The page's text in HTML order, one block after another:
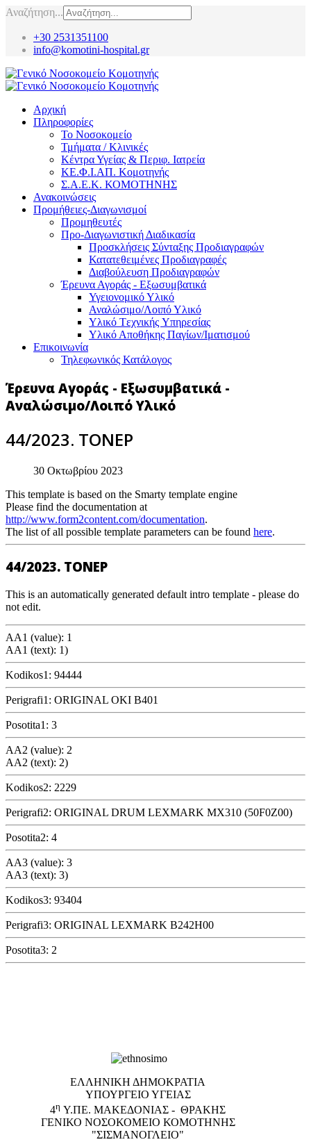
Αναζήτηση...
+30 2531351100
info@komotini-hospital.gr
Αρχική
Πληροφορίες
Το Νοσοκομείο
Τμήματα / Κλινικές
Κέντρα Υγείας & Περιφ. Ιατρεία
ΚΕ.Φ.Ι.ΑΠ. Κομοτηνής
Σ.Α.Ε.Κ. ΚΟΜΟΤΗΝΗΣ
Ανακοινώσεις
Προμήθειες-Διαγωνισμοί
Προμηθευτές
Προ-Διαγωνιστική Διαδικασία
Προσκλήσεις Σύνταξης Προδιαγραφών
Κατατεθειμένες Προδιαγραφές
Διαβούλευση Προδιαγραφών
Έρευνα Αγοράς - Εξωσυμβατικά
Υγειονομικό Υλικό
Αναλώσιμο/Λοιπό Υλικό
Υλικό Tεχνικής Yπηρεσίας
Υλικό Αποθήκης Παγίων/Ιματισμού
Επικοινωνία
Τηλεφωνικός Κατάλογος
Έρευνα Αγοράς - Εξωσυμβατικά -
Αναλώσιμο/Λοιπό Υλικό
44/2023. ΤΟΝΕΡ
30 Οκτωβρίου 2023
This template is based on the Smarty template engine
Please find the documentation at
http://www.form2content.com/documentation.
The list of all possible template parameters can be found here.
44/2023. ΤΟΝΕΡ
This is an automatically generated default intro template - please do
not edit.
AA1 (value): 1
AA1 (text): 1)
Kodikos1: 94444
Perigrafi1: ORIGINAL OKI B401
Posotita1: 3
AA2 (value): 2
AA2 (text): 2)
Kodikos2: 2229
Perigrafi2: ORIGINAL DRUM LEXMARK MX310 (50F0Z00)
Posotita2: 4
AA3 (value): 3
AA3 (text): 3)
Kodikos3: 93404
Perigrafi3: ORIGINAL LEXMARK B242H00
Posotita3: 2
EΛΛΗΝΙΚΗ ΔΗΜΟΚΡΑΤΙΑ
ΥΠΟΥΡΓΕΙΟ ΥΓΕΙΑΣ
4η Υ.ΠΕ. ΜΑΚΕΔΟΝΙΑΣ - ΘΡΑΚΗΣ
ΓΕΝΙΚΟ NΟΣΟΚΟΜΕΙΟ ΚΟΜΟΤΗΝΗΣ
"ΣΙΣΜΑΝΟΓΛΕΙΟ"